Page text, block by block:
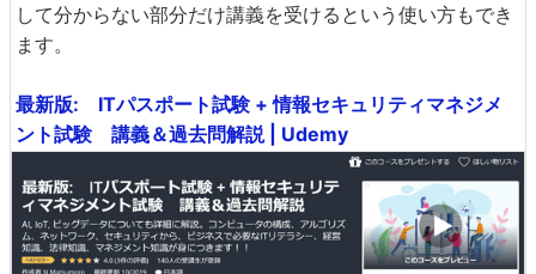
して分からない部分だけ講義を受けるという使い方もでき
ます。
最新版: ITパスポート試験 + 情報セキュリティマネジメ
ント試験 講義＆過去問解説 | Udemy